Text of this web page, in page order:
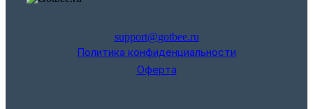
support@gotbee.ru
Политика конфиденциальности
Оферта